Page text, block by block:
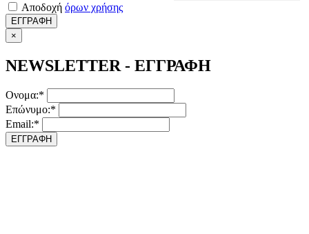
Αποδοχή όρων χρήσης
ΕΓΓΡΑΦΗ
×
NEWSLETTER - ΕΓΓΡΑΦΗ
Ονομα:*
Επώνυμο:*
Email:*
ΕΓΓΡΑΦΗ